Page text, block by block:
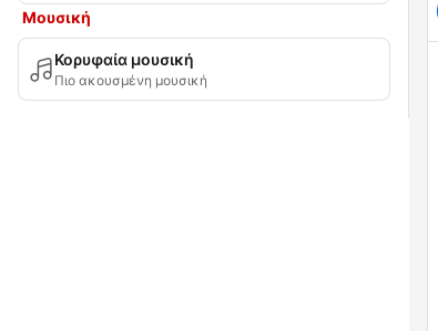
Μουσική
Κορυφαία μουσική
Πιο ακουσμένη μουσική